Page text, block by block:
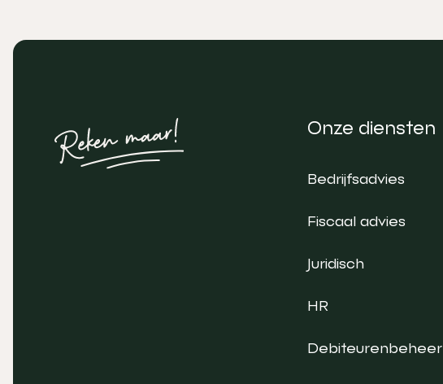
Onze diensten
Bedrijfsadvies
Fiscaal advies
Juridisch
HR
Debiteurenbeheer